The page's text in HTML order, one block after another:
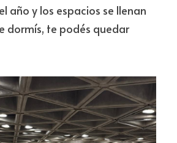
año y los espacios se llenan
dormís, te podés quedar